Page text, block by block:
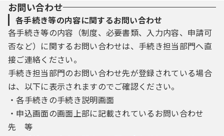
（４）利用者登録にて登録された情報は、構
成団体にて管理されます。
（５）利用者は、登録した利用者情報を使用
しなくなった場合に削除をすることができま
す。
４ 利用者ＩＤ・パスワード等の管理
利用者は、次の事項をご確認ください。
（１）利用者ＩＤ、パスワード、整理番号及
お問い合わせ
各手続き等の内容に関するお問い合わせ
各手続き等の内容（制度、必要書類、入力内容、申請可
否など）に関するお問い合わせは、手続き担当部門へ直
接ご連絡ください。
手続き担当部門のお問い合わせ先が登録されている場合
は、以下に表示されますのでご確認ください。
・各手続きの手続き説明画面
・申込画面の画面上部に記載されているお問い合わせ
先 等